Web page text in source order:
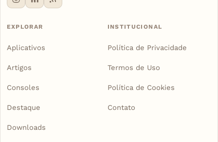
EXPLORAR
Aplicativos
Artigos
Consoles
Destaque
Downloads
INSTITUCIONAL
Política de Privacidade
Termos de Uso
Política de Cookies
Contato